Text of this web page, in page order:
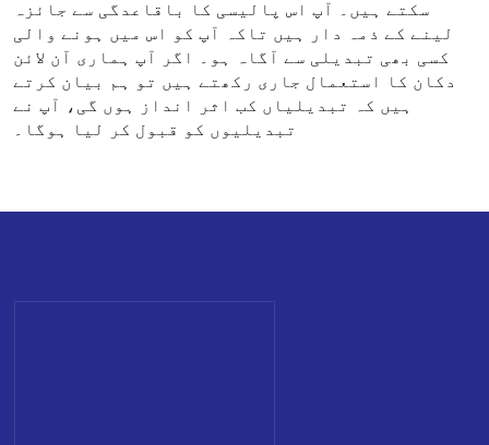
سکتے ہیں۔ آپ اس پالیسی کا باقاعدگی سے جائزہ
لینے کے ذمہ دار ہیں تاکہ آپ کو اس میں ہونے والی
کسی بھی تبدیلی سے آگاہ ہو۔ اگر آپ ہماری آن لائن
دکان کا استعمال جاری رکھتے ہیں تو ہم بیان کرتے
ہیں کہ تبدیلیاں کب اثر انداز ہوں گی، آپ نے
تبدیلیوں کو قبول کر لیا ہوگا۔